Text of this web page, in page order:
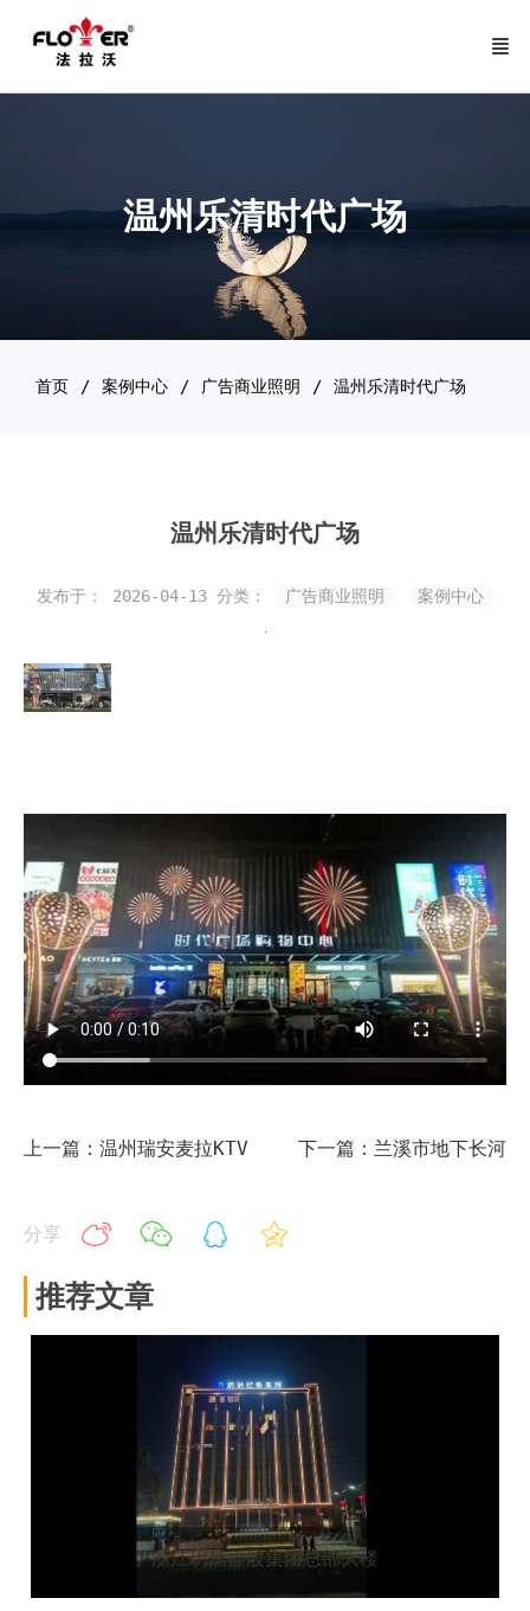
温州乐清时代广场
首页 案例中心 广告商业照明 温州乐清时代广场
温州乐清时代广场
发布于： 2026-04-13 分类： 广告商业照明 案例中心
上一篇：温州瑞安麦拉KTV 下一篇：兰溪市地下长河
分享
推荐文章
浙江玥然控股集团总部大楼